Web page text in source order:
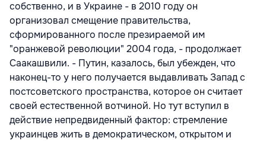
собственно, и в Украине - в 2010 году он
организовал смещение правительства,
сформированного после презираемой им
"оранжевой революции" 2004 года, - продолжает
Саакашвили. - Путин, казалось, был убежден, что
наконец-то у него получается выдавливать Запад с
постсоветского пространства, которое он считает
своей естественной вотчиной. Но тут вступил в
действие непредвиденный фактор: стремление
украинцев жить в демократическом, открытом и